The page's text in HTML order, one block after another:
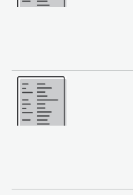
Nhiều Hơn